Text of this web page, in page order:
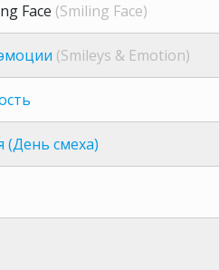
Face (Smiling Face)
(Smileys & Emotion)
(День смеха)